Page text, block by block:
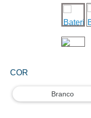
COR
Branco